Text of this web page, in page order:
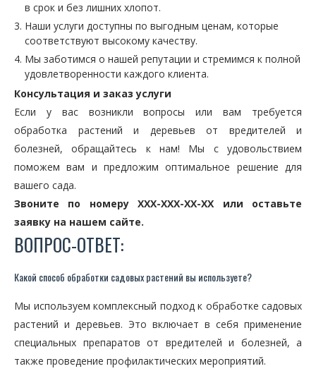
в срок и без лишних хлопот.
Наши услуги доступны по выгодным ценам, которые
соответствуют высокому качеству.
Мы заботимся о нашей репутации и стремимся к полной
удовлетворенности каждого клиента.
Консультация и заказ услуги
Если у вас возникли вопросы или вам требуется
обработка растений и деревьев от вредителей и
болезней, обращайтесь к нам! Мы с удовольствием
поможем вам и предложим оптимальное решение для
вашего сада.
Звоните по номеру XXX-XXX-XX-XX или оставьте
заявку на нашем сайте.
ВОПРОС-ОТВЕТ:
Какой способ обработки садовых растений вы используете?
Мы используем комплексный подход к обработке садовых
растений и деревьев. Это включает в себя применение
специальных препаратов от вредителей и болезней, а
также проведение профилактических мероприятий.